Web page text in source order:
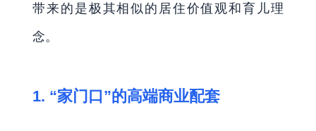
带来的是极其相似的居住价值观和育儿理
念。
1. “家门口”的高端商业配套